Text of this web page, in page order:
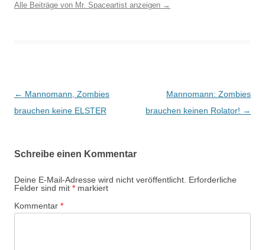
Alle Beiträge von Mr. Spaceartist anzeigen →
Beitragsnavigation
← Mannomann, Zombies
brauchen keine ELSTER
Mannomann: Zombies
brauchen keinen Rolator! →
Schreibe einen Kommentar
Deine E-Mail-Adresse wird nicht veröffentlicht. Erforderliche
Felder sind mit * markiert
Kommentar *